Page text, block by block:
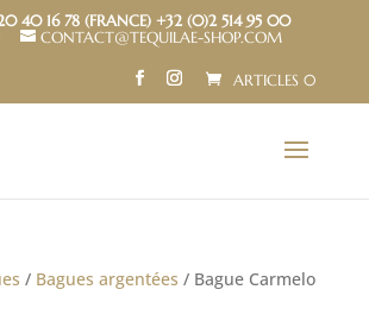
40 16 78 (FRANCE) +32 (0)2 514 95 00
CONTACT@TEQUILAE-SHOP.COM
ARTICLES 0
/ Bagues argentées / Bague Carmelo